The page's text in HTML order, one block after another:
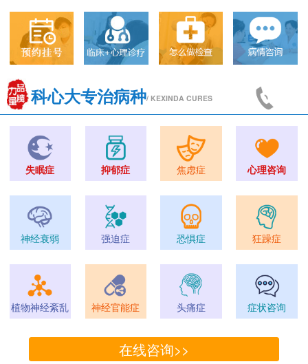
科心大专治病种/ KEXINDA CURES
失眠症 抑郁症 焦虑症 心理咨询
神经衰弱 强迫症 恐惧症 狂躁症
植物神经紊乱 神经官能症 头痛症 症状咨询
在线咨询>>